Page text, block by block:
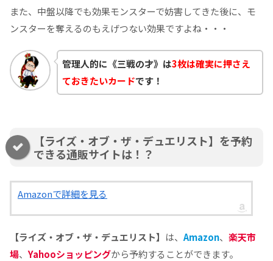
また、中盤以降でも効果モンスターで妨害してきた後に、モ
ンスターを奪えるのもえげつない効果ですよね・・・
管理人的に《三戦の才》は3枚は確実に押さえ
ておきたいカードです！
【ライズ・オブ・ザ・デュエリスト】を予約
できる通販サイトは！？
Amazonで詳細を見る
【ライズ・オブ・ザ・デュエリスト】 は、 Amazon、 楽天市
場、Yahooショッピングから予約することができます。